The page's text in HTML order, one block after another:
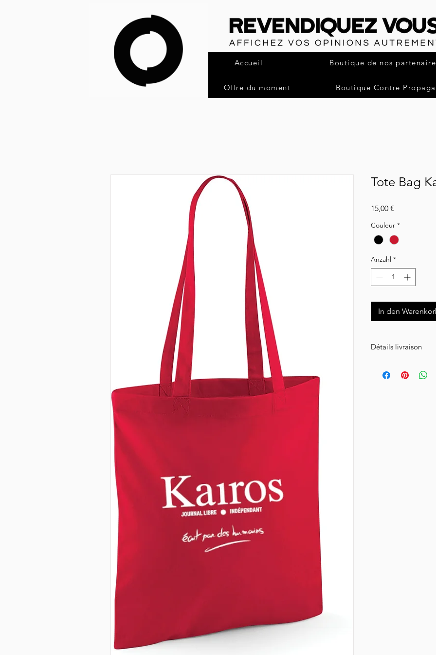
Accueil Boutique de nos
Offre du moment Boutique Contre
Tote Bag
15,00 €
Couleur *
Anzahl *
In den
Détails livraison
le volume de votre